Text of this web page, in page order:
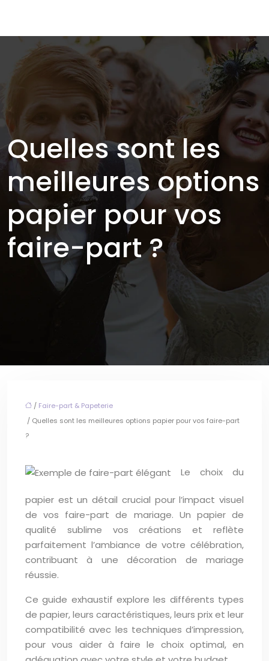
Quelles sont les
meilleures options
papier pour vos
faire-part ?
/ Faire-part & Papeterie
/ Quelles sont les meilleures options papier pour vos faire-part
?
Le choix du
papier est un détail crucial pour l’impact visuel
de vos faire-part de mariage. Un papier de
qualité sublime vos créations et reflète
parfaitement l’ambiance de votre célébration,
contribuant à une décoration de mariage
réussie.
Ce guide exhaustif explore les différents types
de papier, leurs caractéristiques, leurs prix et leur
compatibilité avec les techniques d’impression,
pour vous aider à faire le choix optimal, en